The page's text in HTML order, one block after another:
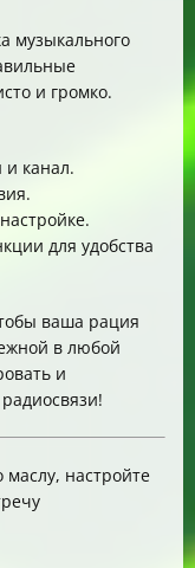
музыкального
и громко.
канал.
для удобства
ваша рация
в любой
и
маслу, настройте